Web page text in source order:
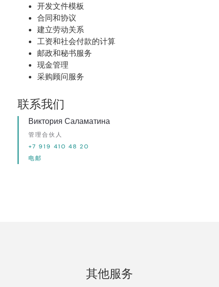
开发文件模板
合同和协议
建立劳动关系
工资和社会付款的计算
邮政和秘书服务
现金管理
采购顾问服务
联系我们
Виктория Саламатина
管理合伙人
+7 919 410 48 20
电邮
其他服务